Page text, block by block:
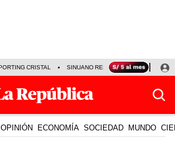
CRISTAL SINUANO RESULTADOS HOY
OPINIÓN ECONOMÍA SOCIEDAD MUNDO